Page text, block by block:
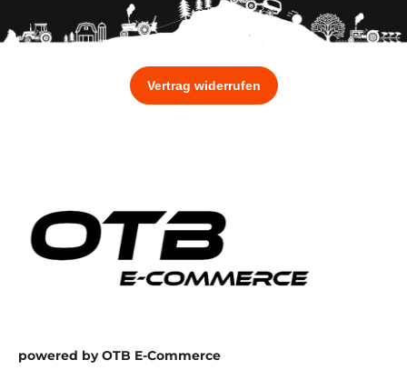
powered by OTB E-Commerce